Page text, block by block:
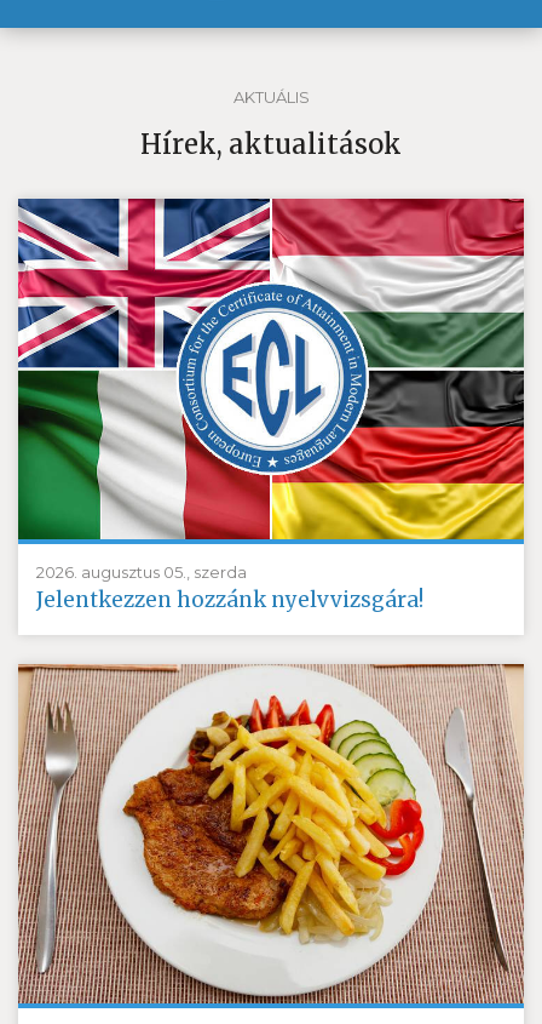
AKTUÁLIS
Hírek, aktualitások
2026. augusztus 05., szerda
Jelentkezzen hozzánk nyelvvizsgára!